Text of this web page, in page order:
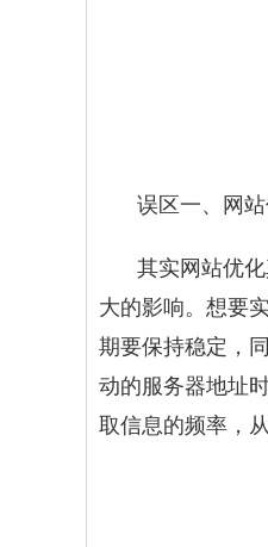
误区一、网
其实 网站优化
大的影响。想要
期要保持稳定，
动的服务器地址
取信息的频率，